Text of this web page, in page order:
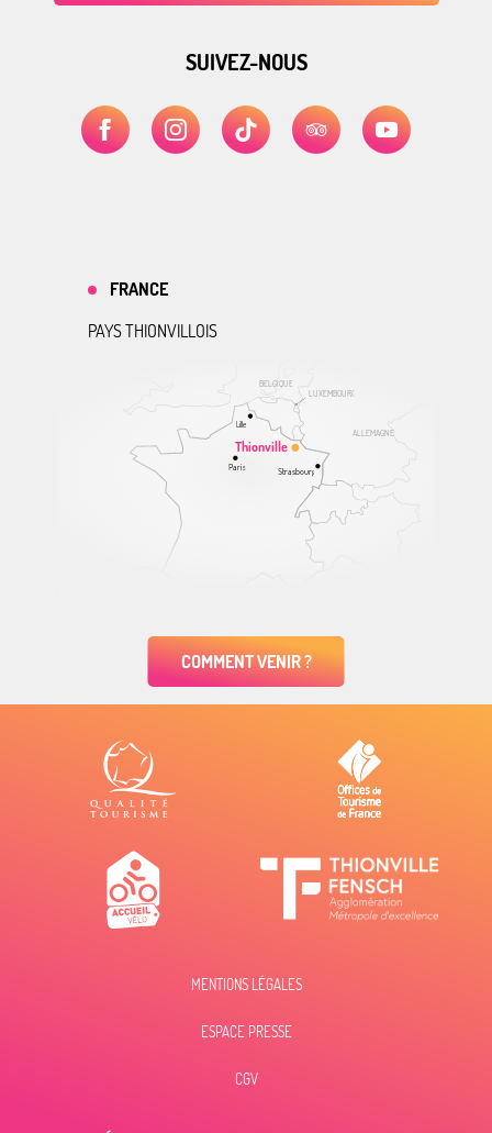
SUIVEZ-NOUS
ALLEMAGNE
BELGIQUE
LUXEMBOURG
Thionville
Lille
Paris Strasbourg
FRANCE
PAYS THIONVILLOIS
COMMENT VENIR ?
MENTIONS LÉGALES
ESPACE PRESSE
CGV